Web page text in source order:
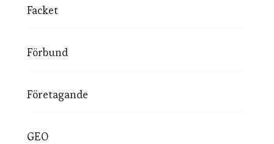
Facket
Förbund
Företagande
GEO